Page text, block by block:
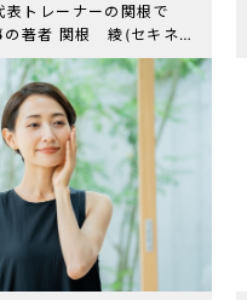
トレーナーの関根で
著者 関根 綾(セキネ
パーソナルジム
表トレーナー 資格・経
PFT(全米エクササイズ＆